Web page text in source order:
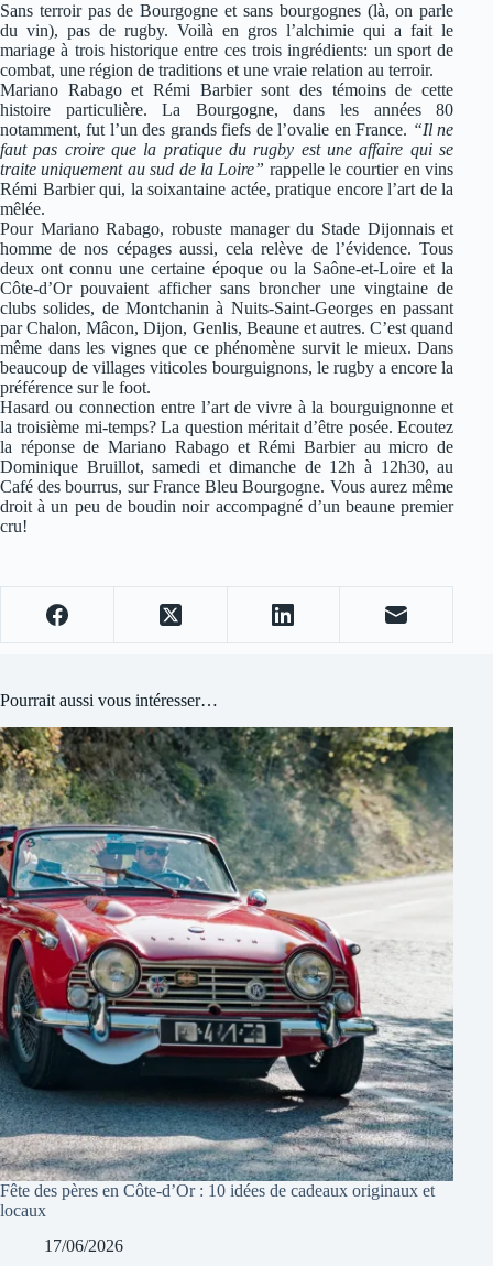
Sans terroir pas de Bourgogne et sans bourgognes (là, on parle
du vin), pas de rugby. Voilà en gros l’alchimie qui a fait le
mariage à trois historique entre ces trois ingrédients: un sport de
combat, une région de traditions et une vraie relation au terroir.
Mariano Rabago et Rémi Barbier sont des témoins de cette
histoire particulière. La Bourgogne, dans les années 80
notamment, fut l’un des grands fiefs de l’ovalie en France. “Il ne
faut pas croire que la pratique du rugby est une affaire qui se
traite uniquement au sud de la Loire” rappelle le courtier en vins
Rémi Barbier qui, la soixantaine actée, pratique encore l’art de la
mêlée.
Pour Mariano Rabago, robuste manager du Stade Dijonnais et
homme de nos cépages aussi, cela relève de l’évidence. Tous
deux ont connu une certaine époque ou la Saône-et-Loire et la
Côte-d’Or pouvaient afficher sans broncher une vingtaine de
clubs solides, de Montchanin à Nuits-Saint-Georges en passant
par Chalon, Mâcon, Dijon, Genlis, Beaune et autres. C’est quand
même dans les vignes que ce phénomène survit le mieux. Dans
beaucoup de villages viticoles bourguignons, le rugby a encore la
préférence sur le foot.
Hasard ou connection entre l’art de vivre à la bourguignonne et
la troisième mi-temps? La question méritait d’être posée. Ecoutez
la réponse de Mariano Rabago et Rémi Barbier au micro de
Dominique Bruillot, samedi et dimanche de 12h à 12h30, au
Café des bourrus, sur France Bleu Bourgogne. Vous aurez même
droit à un peu de boudin noir accompagné d’un beaune premier
cru!
Pourrait aussi vous intéresser…
Fête des pères en Côte-d’Or : 10 idées de cadeaux originaux et
locaux
17/06/2026